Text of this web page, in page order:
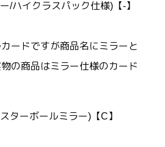
/ハイクラスパック仕様)【-】
ードですが商品名にミラーと
の商品はミラー仕様のカード
ターボールミラー)【C】